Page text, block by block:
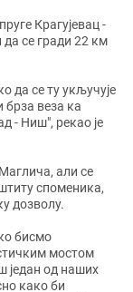
Крагујевац -
се гради 22 км
да се ту укључује
брза веза ка
- Ниш", рекао је
али се
споменика,
дозволу.
бисмо
мостом
један од наших
како би